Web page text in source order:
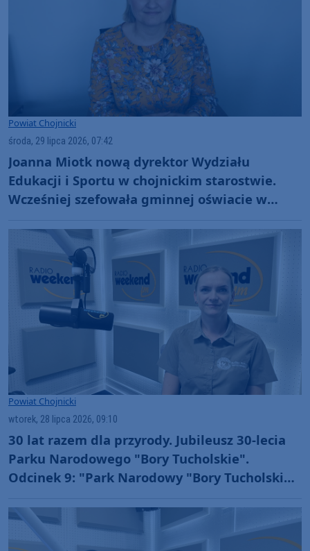
Powiat Chojnicki
środa, 29 lipca 2026, 07:42
Joanna Miotk nową dyrektor Wydziału
Edukacji i Sportu w chojnickim starostwie.
Wcześniej szefowała gminnej oświacie w
Powiat Chojnicki
wtorek, 28 lipca 2026, 09:10
30 lat razem dla przyrody. Jubileusz 30-lecia
Parku Narodowego "Bory Tucholskie".
Odcinek 9: "Park Narodowy "Bory Tucholskie"